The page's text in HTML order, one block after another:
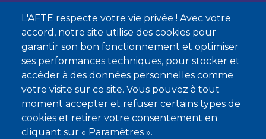
L'AFTE respecte votre vie privée ! Avec votre
accord, notre site utilise des cookies pour
garantir son bon fonctionnement et optimiser
ses performances techniques, pour stocker et
accéder à des données personnelles comme
votre visite sur ce site. Vous pouvez à tout
moment accepter et refuser certains types de
cookies et retirer votre consentement en
cliquant sur « Paramètres ».
Nous contacter
À propos
Qui sommes-nous ?
Devenir membre